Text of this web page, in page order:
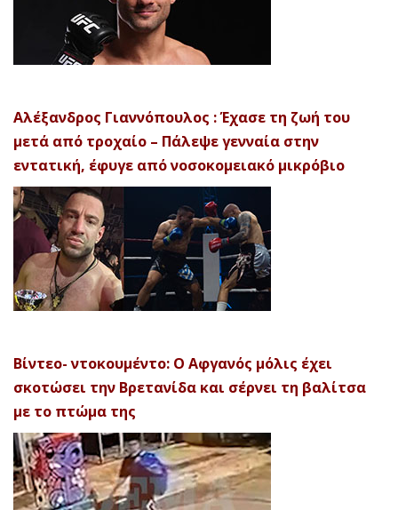
Αλέξανδρος Γιαννόπουλος : Έχασε τη ζωή του
μετά από τροχαίο – Πάλεψε γενναία στην
εντατική, έφυγε από νοσοκομειακό μικρόβιο
Βίντεο- ντοκουμέντο: Ο Αφγανός μόλις έχει
σκοτώσει την Βρετανίδα και σέρνει τη βαλίτσα
με το πτώμα της